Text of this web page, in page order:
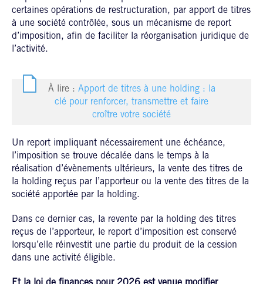
certaines opérations de restructuration, par apport de titres
à une société contrôlée, sous un mécanisme de report
d’imposition, afin de faciliter la réorganisation juridique de
l’activité.
À lire : Apport de titres à une holding : la
clé pour renforcer, transmettre et faire
croître votre société
Un report impliquant nécessairement une échéance,
l’imposition se trouve décalée dans le temps à la
réalisation d’évènements ultérieurs, la vente des titres de
la holding reçus par l’apporteur ou la vente des titres de la
société apportée par la holding.
Dans ce dernier cas, la revente par la holding des titres
reçus de l’apporteur, le report d’imposition est conservé
lorsqu’elle réinvestit une partie du produit de la cession
dans une activité éligible.